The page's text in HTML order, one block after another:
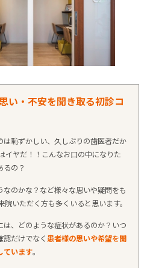
い・不安を聞き取る初診コ
は恥ずかしい、久しぶりの歯医者だか
イヤだ！！こんなお口の中になりた
るの？
のかな？など様々な思いや疑問をも
院いただく方も多くいると思います。
は、どのような症状があるのか？いつ
だけでなく患者様の思いや希望を聞
ています。